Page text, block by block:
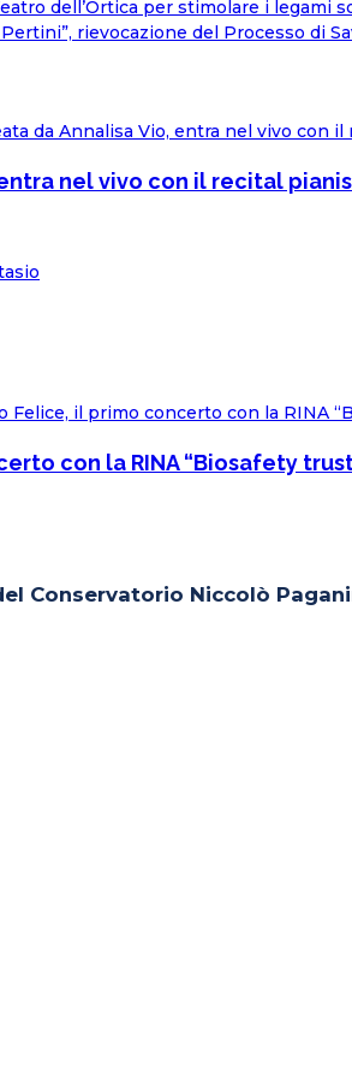
dell’Ortica per stimolare i legami
rievocazione del Processo di
nel vivo con il recital
con la RINA “Biosafety
Conservatorio Niccolò